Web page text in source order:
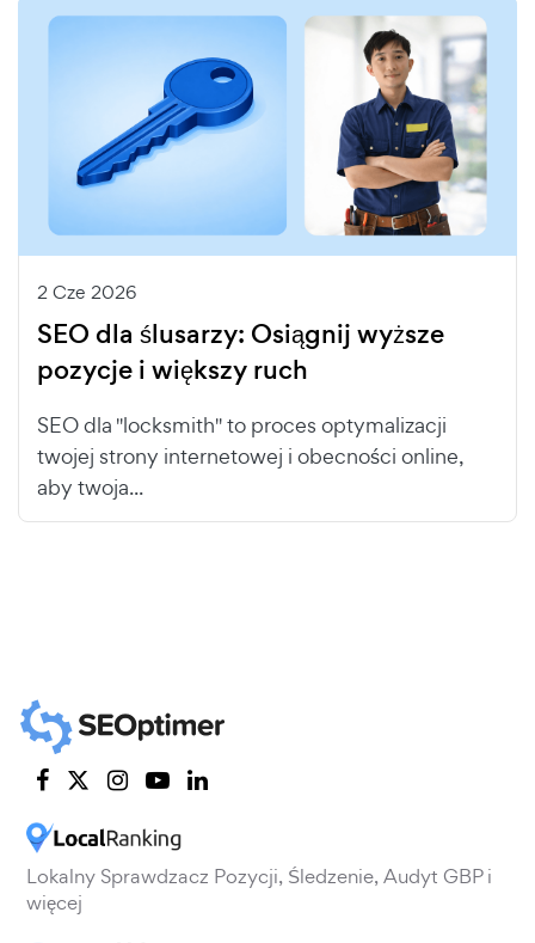
2 Cze 2026
SEO dla ślusarzy: Osiągnij wyższe
pozycje i większy ruch
SEO dla "locksmith" to proces optymalizacji
twojej strony internetowej i obecności online,
aby twoja...
Lokalny Sprawdzacz Pozycji, Śledzenie, Audyt GBP i
więcej